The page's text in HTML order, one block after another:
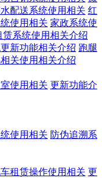
配送系统使用相关 红
使用相关 家政系统使
赁系统使用相关介绍
新功能相关介绍 跑腿
关使用相关介绍
使用相关 更新功能介
使用相关 防伪追溯系
租赁操作使用相关 更